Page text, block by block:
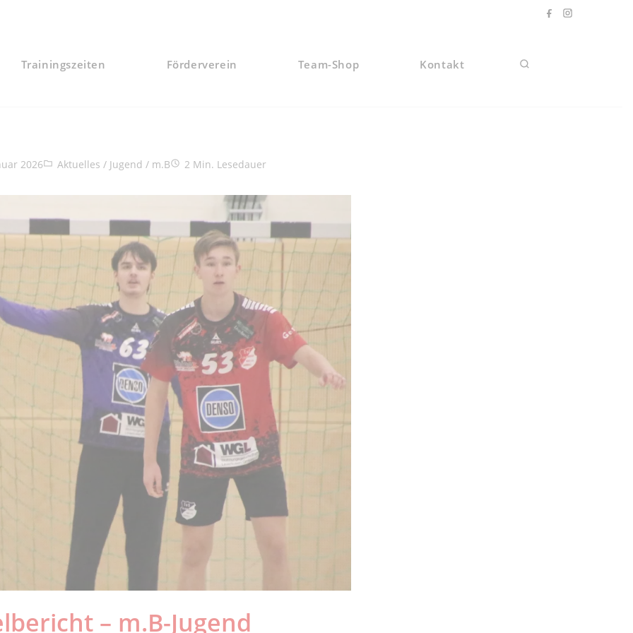
Trainingszeiten Förderverein Team-Shop Kontakt
Website-Suche
2026Beitrags-Kategorie:
Aktuelles / Jugend / m.BLesedauer:
2 Min. Lesedauer
– m.B-Jugend